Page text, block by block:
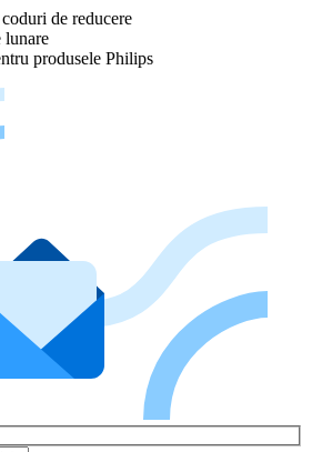
de reducere
lunare
produsele Philips